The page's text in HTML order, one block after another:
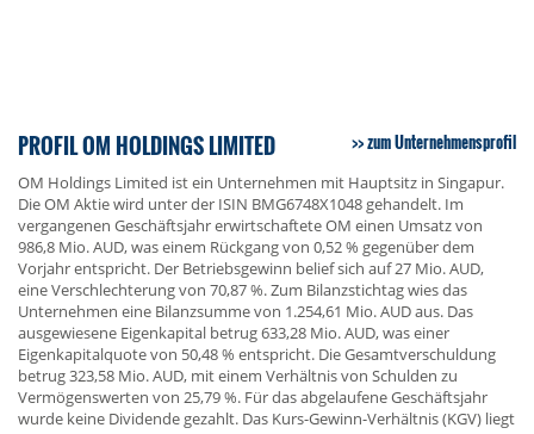
PROFIL OM HOLDINGS LIMITED zum Unternehmensprofil
OM Holdings Limited ist ein Unternehmen mit Hauptsitz in Singapur.
Die OM Aktie wird unter der ISIN BMG6748X1048 gehandelt. Im
vergangenen Geschäftsjahr erwirtschaftete OM einen Umsatz von
986,8 Mio. AUD, was einem Rückgang von 0,52 % gegenüber dem
Vorjahr entspricht. Der Betriebsgewinn belief sich auf 27 Mio. AUD,
eine Verschlechterung von 70,87 %. Zum Bilanzstichtag wies das
Unternehmen eine Bilanzsumme von 1.254,61 Mio. AUD aus. Das
ausgewiesene Eigenkapital betrug 633,28 Mio. AUD, was einer
Eigenkapitalquote von 50,48 % entspricht. Die Gesamtverschuldung
betrug 323,58 Mio. AUD, mit einem Verhältnis von Schulden zu
Vermögenswerten von 25,79 %. Für das abgelaufene Geschäftsjahr
wurde keine Dividende gezahlt. Das Kurs-Gewinn-Verhältnis (KGV) liegt